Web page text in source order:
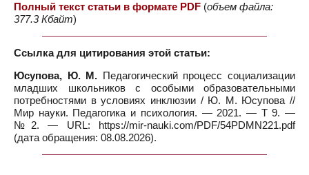
Полный текст статьи в формате PDF (объем файла:
377.3 Кбайт)
Ссылка для цитирования этой статьи:
Юсупова, Ю. М. Педагогический процесс социализации
младших школьников с особыми образовательными
потребностями в условиях инклюзии / Ю. М. Юсупова //
Мир науки. Педагогика и психология. — 2021. — Т 9. —
№2. — URL: https://mir-nauki.com/PDF/54PDMN221.pdf
(дата обращения: 08.08.2026).